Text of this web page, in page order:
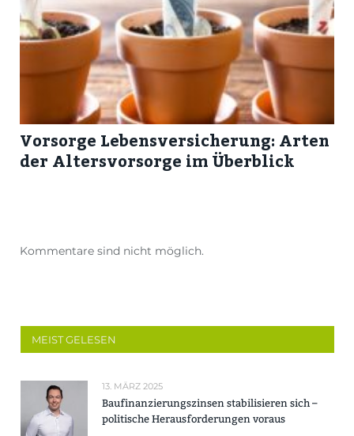
Vorsorge Lebensversicherung: Arten
der Altersvorsorge im Überblick
Kommentare sind nicht möglich.
MEIST GELESEN
13. MÄRZ 2025
Baufinanzierungszinsen stabilisieren sich –
politische Herausforderungen voraus